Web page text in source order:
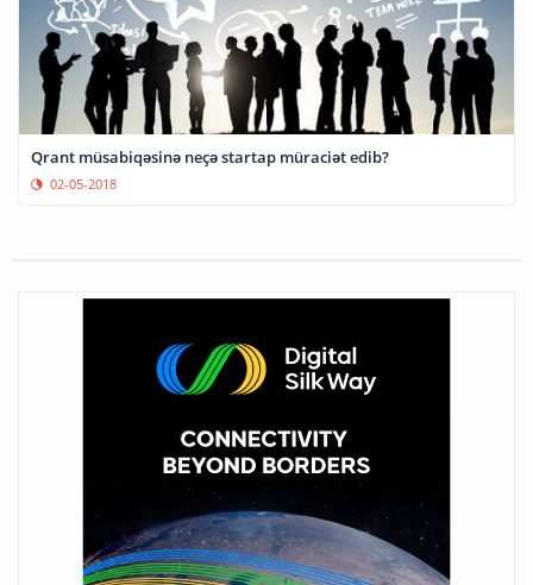
Qrant müsabiqəsinə neçə startap müraciət edib?
02-05-2018